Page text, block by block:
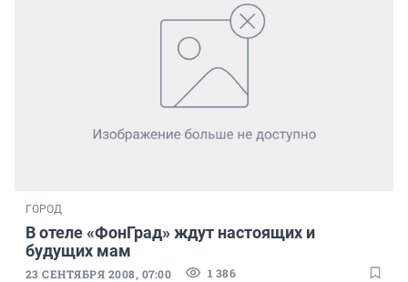
ГОРОД
В отеле «ФонГрад» ждут настоящих и
будущих мам
23 СЕНТЯБРЯ 2008, 07:00 1 386